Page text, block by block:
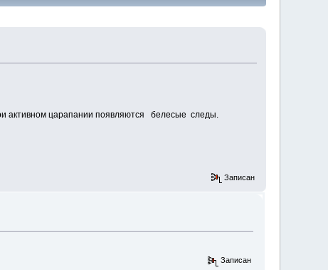
активном царапании появляются белесые следы.
Записан
Записан